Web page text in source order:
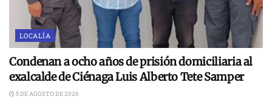
LOCALÍA
Condenan a ocho años de prisión domiciliaria al
exalcalde de Ciénaga Luis Alberto Tete Samper
5 DE AGOSTO DE 2026